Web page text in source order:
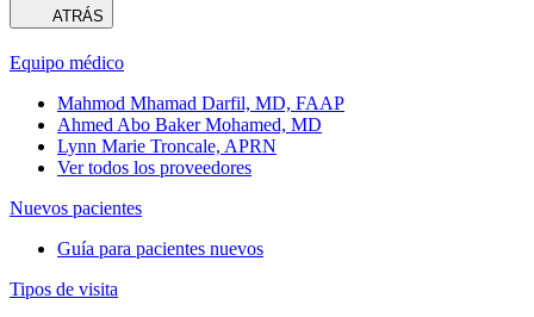
ATRÁS
Equipo médico
Mahmod Mhamad Darfil, MD, FAAP
Ahmed Abo Baker Mohamed, MD
Lynn Marie Troncale, APRN
Ver todos los proveedores
Nuevos pacientes
Guía para pacientes nuevos
Tipos de visita